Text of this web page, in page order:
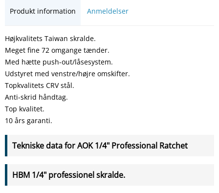
Produkt information Anmeldelser
Højkvalitets Taiwan skralde.
Meget fine 72 omgange tænder.
Med hætte push-out/låsesystem.
Udstyret med venstre/højre omskifter.
Topkvalitets CRV stål.
Anti-skrid håndtag.
Top kvalitet.
10 års garanti.
Tekniske data for AOK 1/4" Professional Ratchet
HBM 1/4" professionel skralde.